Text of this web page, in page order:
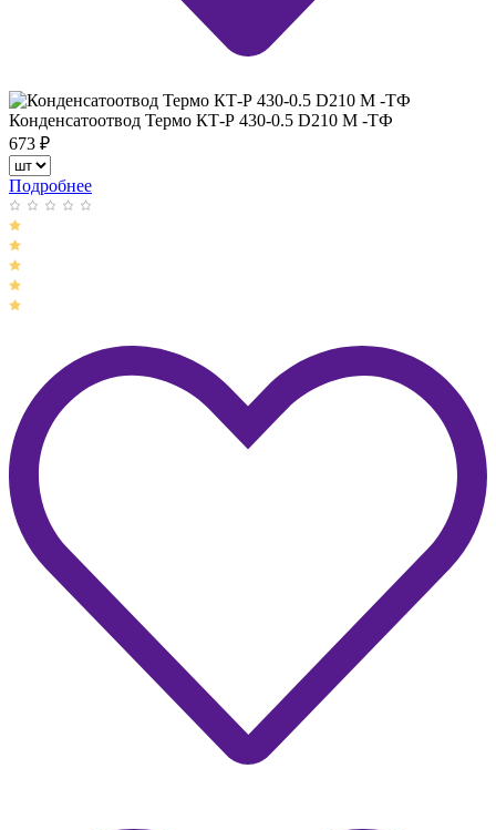
Конденсатоотвод Термо КТ-Р 430-0.5 D210 М -ТФ
673 ₽
Подробнее